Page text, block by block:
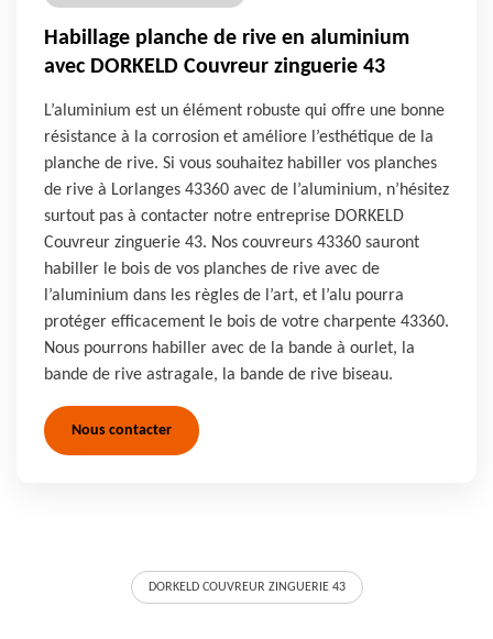
Habillage planche de rive en aluminium
avec DORKELD Couvreur zinguerie 43
L’aluminium est un élément robuste qui offre une bonne
résistance à la corrosion et améliore l’esthétique de la
planche de rive. Si vous souhaitez habiller vos planches
de rive à Lorlanges 43360 avec de l’aluminium, n’hésitez
surtout pas à contacter notre entreprise DORKELD
Couvreur zinguerie 43. Nos couvreurs 43360 sauront
habiller le bois de vos planches de rive avec de
l’aluminium dans les règles de l’art, et l’alu pourra
protéger efficacement le bois de votre charpente 43360.
Nous pourrons habiller avec de la bande à ourlet, la
bande de rive astragale, la bande de rive biseau.
Nous contacter
DORKELD COUVREUR ZINGUERIE 43